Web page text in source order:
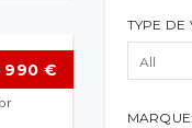
990 €
TYPE DE
MARQUE: